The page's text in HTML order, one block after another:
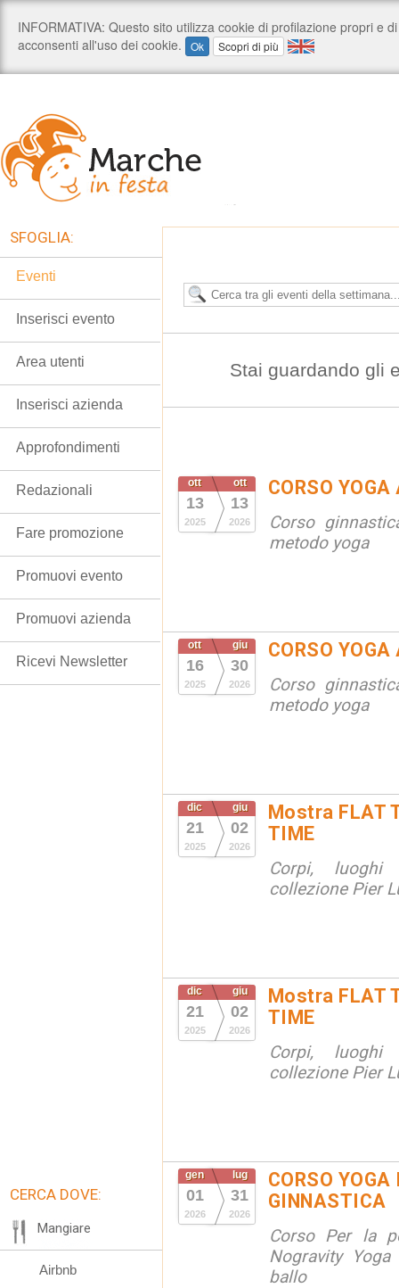
Stai guardando gli
ott
13
2025
ott
13
2026
CORSO
Corso
metodo yoga
ott
16
2025
giu
30
2026
CORSO
Corso
metodo yoga
dic
21
2025
giu
02
2026
Mostra FLAT
TIME
Corpi,
collezione Pier
dic
21
2025
giu
02
2026
Mostra FLAT
TIME
Corpi,
collezione Pier
gen
01
2026
lug
31
2026
CORSO
GINNASTICA
Corso Per la
Nogravity
ballo
SFOGLIA:
Eventi
Inserisci evento
Area utenti
Inserisci azienda
Approfondimenti
Redazionali
Fare promozione
Promuovi evento
Promuovi azienda
Ricevi Newsletter
CERCA DOVE:
Mangiare
Airbnb